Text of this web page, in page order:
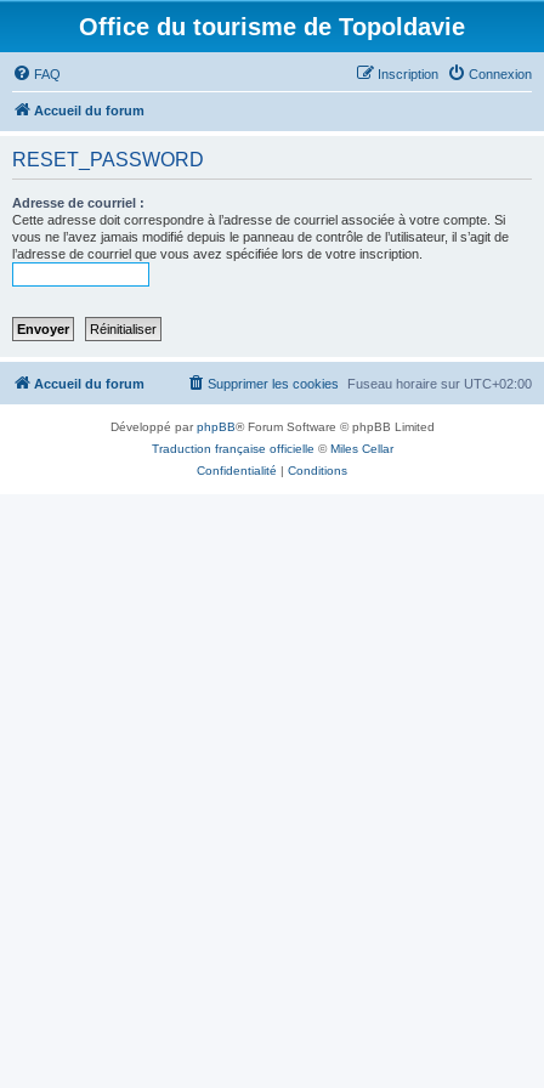
Office du tourisme de Topoldavie
FAQ Connexion
Inscription
Accueil du forum
RESET_PASSWORD
Adresse de courriel :
Cette adresse doit correspondre à l’adresse de courriel associée à votre compte. Si
vous ne l’avez jamais modifié depuis le panneau de contrôle de l’utilisateur, il s’agit de
l’adresse de courriel que vous avez spécifiée lors de votre inscription.
Accueil du forum Fuseau horaire sur UTC+02:00
Supprimer les cookies
Développé parphpBB® Forum Software © phpBB Limited
Traduction française officielle ©Miles Cellar
Confidentialité | Conditions